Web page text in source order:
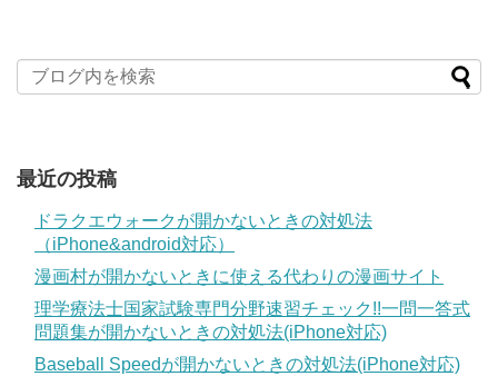
最近の投稿
ドラクエウォークが開かないときの対処法
（iPhone&android対応）
漫画村が開かないときに使える代わりの漫画サイト
理学療法士国家試験専門分野速習チェック!!一問一答式
問題集が開かないときの対処法(iPhone対応)
Baseball Speedが開かないときの対処法(iPhone対応)